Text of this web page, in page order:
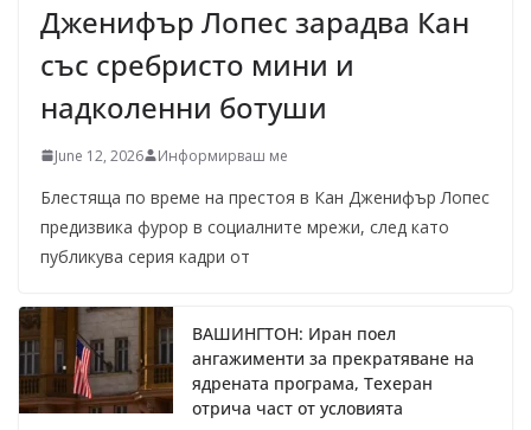
Дженифър Лопес зарадва Кан
със сребристо мини и
надколенни ботуши
June 12, 2026 Информирваш ме
Блестяща по време на престоя в Кан Дженифър Лопес
предизвика фурор в социалните мрежи, след като
публикува серия кадри от
ВАШИНГТОН: Иран поел
ангажименти за прекратяване на
ядрената програма, Техеран
отрича част от условията